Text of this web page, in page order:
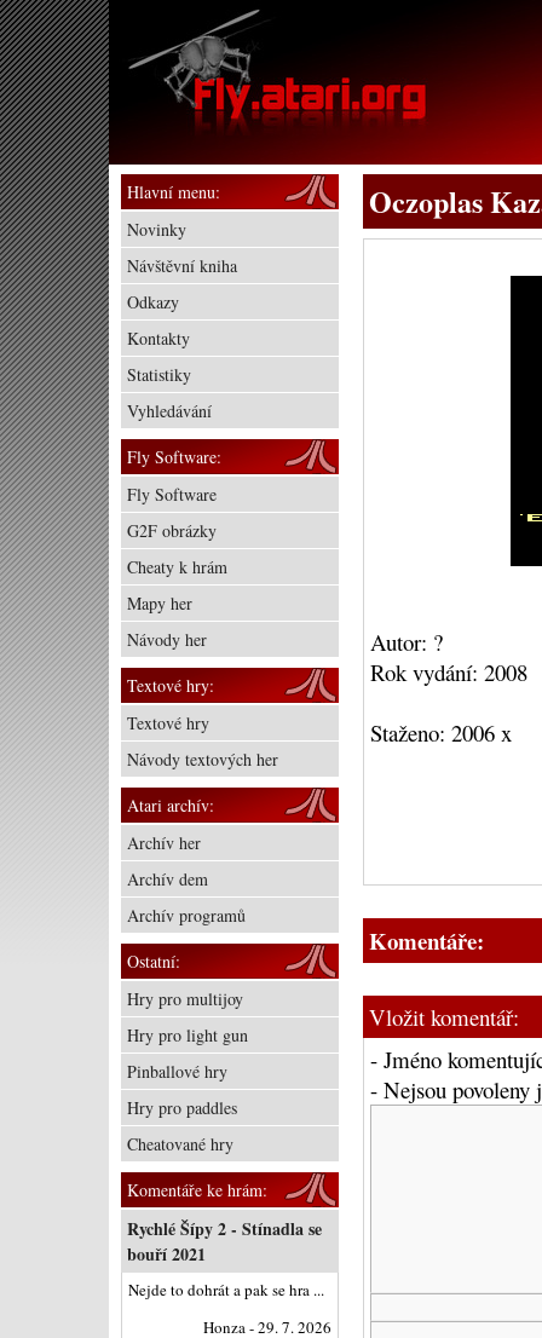
Oczoplas
Autor: ?
Rok vydání: 2008
Staženo: 2006 x
Komentáře:
Vložit komentář:
- Jméno
- Nejsou
Hlavní menu:
Novinky
Návštěvní kniha
Odkazy
Kontakty
Statistiky
Vyhledávání
Fly Software:
Fly Software
G2F obrázky
Cheaty k hrám
Mapy her
Návody her
Textové hry:
Textové hry
Návody textových her
Atari archív:
Archív her
Archív dem
Archív programů
Ostatní:
Hry pro multijoy
Hry pro light gun
Pinballové hry
Hry pro paddles
Cheatované hry
Komentáře ke hrám:
Rychlé Šípy 2 - Stínadla se
bouří 2021
Nejde to dohrát a pak se hra ...
Honza - 29. 7. 2026